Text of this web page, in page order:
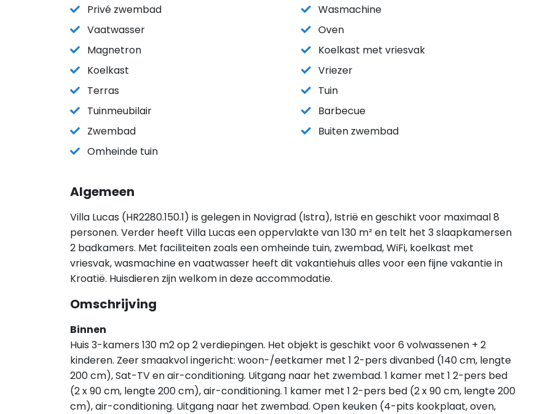
Privé zwembad
Wasmachine
Vaatwasser
Oven
Magnetron
Koelkast met vriesvak
Koelkast
Vriezer
Terras
Tuin
Tuinmeubilair
Barbecue
Zwembad
Buiten zwembad
Omheinde tuin
Algemeen
Villa Lucas (HR2280.150.1) is gelegen in Novigrad (Istra), Istrië en geschikt voor maximaal 8
personen. Verder heeft Villa Lucas een oppervlakte van 130 m² en telt het 3 slaapkamersen
2 badkamers. Met faciliteiten zoals een omheinde tuin, zwembad, WiFi, koelkast met
vriesvak, wasmachine en vaatwasser heeft dit vakantiehuis alles voor een fijne vakantie in
Kroatië. Huisdieren zijn welkom in deze accommodatie.
Omschrijving
Binnen
Huis 3-kamers 130 m2 op 2 verdiepingen. Het objekt is geschikt voor 6 volwassenen + 2
kinderen. Zeer smaakvol ingericht: woon-/eetkamer met 1 2-pers divanbed (140 cm, lengte
200 cm), Sat-TV en air-conditioning. Uitgang naar het zwembad. 1 kamer met 1 2-pers bed
(2 x 90 cm, lengte 200 cm), air-conditioning. 1 kamer met 1 2-pers bed (2 x 90 cm, lengte 200
cm), air-conditioning. Uitgang naar het zwembad. Open keuken (4-pits kookplaat, oven,